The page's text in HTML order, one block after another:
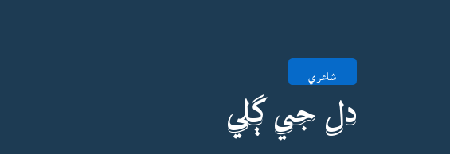
شاعري
دل جي ڳلي